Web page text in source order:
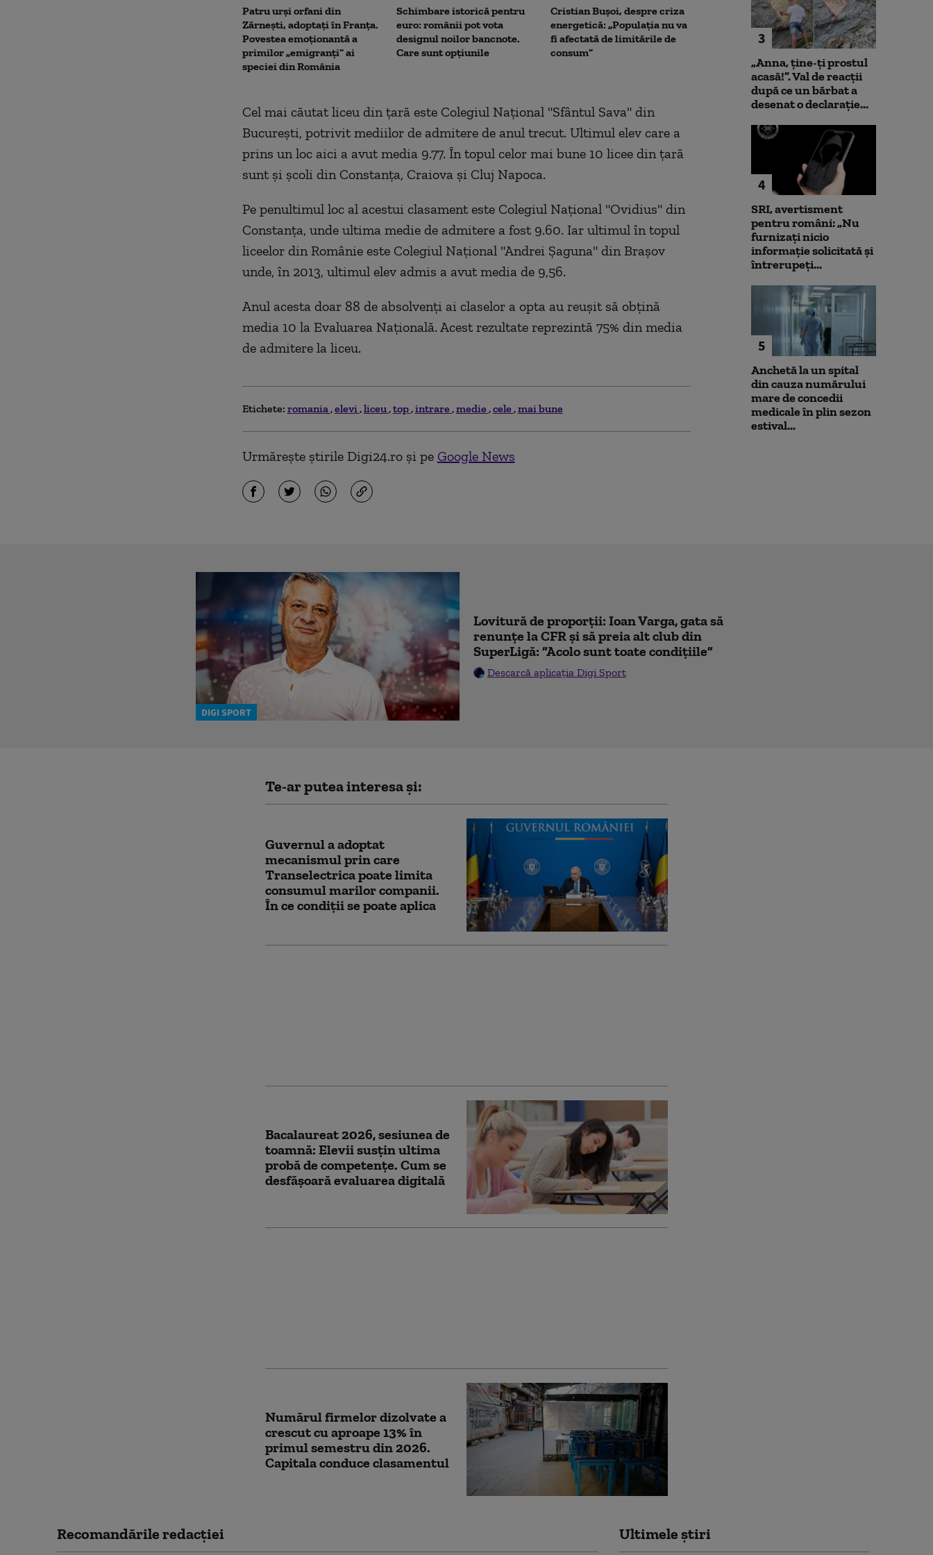
Patru urși orfani din
Zărnești, adoptați în Franța.
Povestea emoționantă a
primilor „emigranți” ai
speciei din România
Schimbare istorică pentru
euro: românii pot vota
designul noilor bancnote.
Care sunt opțiunile
Cristian Bușoi, despre criza
energetică: „Populația nu va
fi afectată de limitările de
consum”
Noi verificări pe aeroportul
din Leipzig: sute de polițiști
caută o a doua dronă.
Varianta exclusă de
anchetatori
Societatea de
București și-a
insolvența
Cel mai căutat liceu din ţară este Colegiul Naţional "Sfântul Sava" din
Bucureşti, potrivit mediilor de admitere de anul trecut. Ultimul elev care a
prins un loc aici a avut media 9.77. În topul celor mai bune 10 licee din ţară
sunt şi şcoli din Constanţa, Craiova şi Cluj Napoca.
Pe penultimul loc al acestui clasament este Colegiul Naţional "Ovidius" din
Constanţa, unde ultima medie de admitere a fost 9.60. Iar ultimul în topul
liceelor din Românie este Colegiul Naţional "Andrei Şaguna" din Braşov
unde, în 2013, ultimul elev admis a avut media de 9,56.
Anul acesta doar 88 de absolvenţi ai claselor a opta au reuşit să obţină
media 10 la Evaluarea Naţională. Acest rezultate reprezintă 75% din media
de admitere la liceu.
Etichete: romania elevi liceu top intrare medie cele mai bune
Urmărește știrile Digi24.ro și pe Google News
3
„Anna, ţine-ţi prostul
acasă!”. Val de reacții
după ce un bărbat a
desenat o declarație...
4
SRI, avertisment
pentru români: „Nu
furnizați nicio
informație solicitată și
întrerupeți...
5
Anchetă la un spital
din cauza numărului
mare de concedii
medicale în plin sezon
estival...
DIGI SPORT
Lovitură de proporții: Ioan Varga, gata să
renunțe la CFR și să preia alt club din
SuperLigă: ”Acolo sunt toate condițiile”
Descarcă aplicația Digi Sport
Te-ar putea interesa și:
Guvernul a adoptat
mecanismul prin care
Transelectrica poate limita
consumul marilor companii.
În ce condiții se poate aplica
Bacalaureat 2026, sesiunea de
toamnă: Elevii susțin ultima
probă de competențe. Cum se
desfășoară evaluarea digitală
Numărul firmelor dizolvate a
crescut cu aproape 13% în
primul semestru din 2026.
Capitala conduce clasamentul
Recomandările redacţiei Ultimele știri